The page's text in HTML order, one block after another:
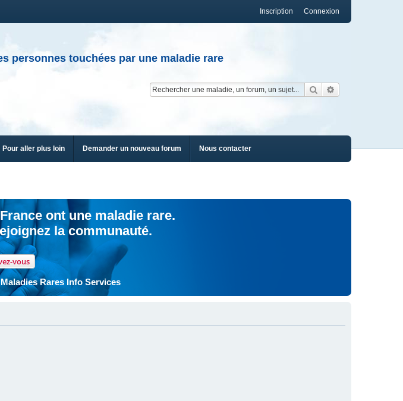
Connexion
Inscription
personnes touchées par une maladie rare
Rechercher
Pour aller plus loin Demander un nouveau forum Nous contacter
ont une maladie rare.
la communauté.
vous
Rares Info Services